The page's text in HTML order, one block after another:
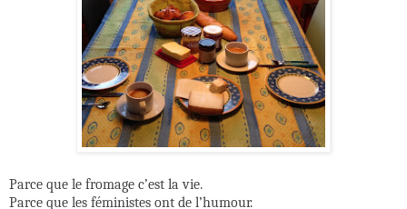
Parce que le fromage c’est la vie.
Parce que les féministes ont de l’humour.